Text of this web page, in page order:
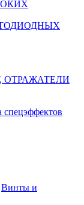
ОТРАЖАТЕЛИ
спецэффектов
Винты и